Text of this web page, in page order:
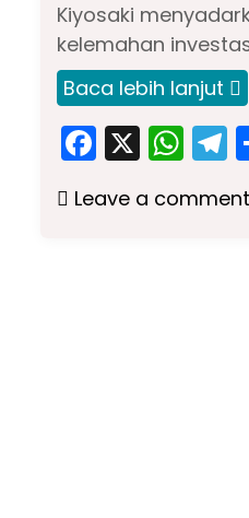
Kiyosaki
kelemahan
Baca lebih lanjut
F
a
c
X W
h
a
T
e
Leave a comment